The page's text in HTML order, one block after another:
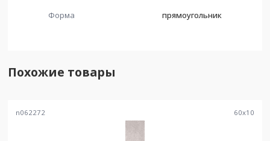
Форма прямоугольник
Похожие товары
n062272 60x10